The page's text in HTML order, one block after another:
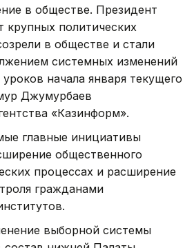
в обществе. Президент
крупных политических
в обществе и стали
системных изменений
уроков начала января текущего
Джумурбаев
«Казинформ».
главные инициативы
общественного
процессах и расширение
гражданами
выборной системы